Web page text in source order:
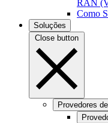
RAN
Como
Soluções
Close button
Provedores